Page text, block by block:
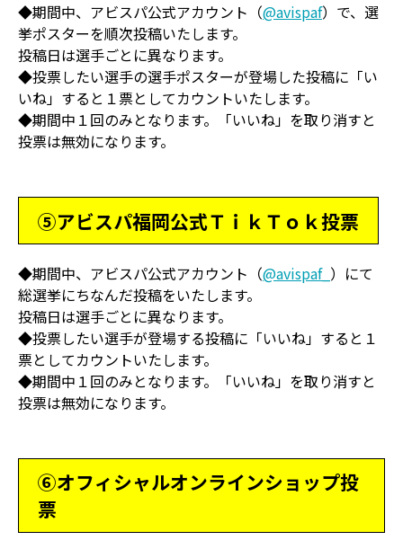
◆期間中、アビスパ公式アカウント（@avispaf）で、選
挙ポスターを順次投稿いたします。
投稿日は選手ごとに異なります。
◆投票したい選手の選手ポスターが登場した投稿に「い
いね」すると１票としてカウントいたします。
◆期間中１回のみとなります。「いいね」を取り消すと
投票は無効になります。
⑤アビスパ福岡公式ＴｉｋＴｏｋ投票
◆期間中、アビスパ公式アカウント（@avispaf_ ）にて
総選挙にちなんだ投稿をいたします。
投稿日は選手ごとに異なります。
◆投票したい選手が登場する投稿に「いいね」すると１
票としてカウントいたします。
◆期間中１回のみとなります。「いいね」を取り消すと
投票は無効になります。
⑥オフィシャルオンラインショップ投
票